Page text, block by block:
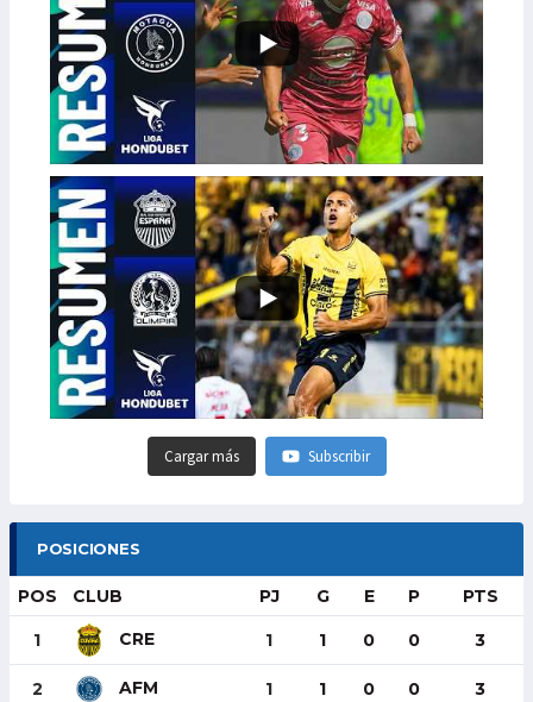
Cargar más Subscribir
POSICIONES
POS CLUB PJ G E P PTS
1 CRE 1 1 0 0 3
2 AFM 1 1 0 0 3